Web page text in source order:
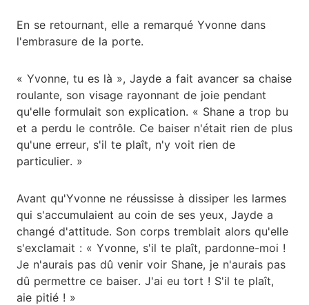
En se retournant, elle a remarqué Yvonne dans
l'embrasure de la porte.
« Yvonne, tu es là », Jayde a fait avancer sa chaise
roulante, son visage rayonnant de joie pendant
qu'elle formulait son explication. « Shane a trop bu
et a perdu le contrôle. Ce baiser n'était rien de plus
qu'une erreur, s'il te plaît, n'y voit rien de
particulier. »
Avant qu'Yvonne ne réussisse à dissiper les larmes
qui s'accumulaient au coin de ses yeux, Jayde a
changé d'attitude. Son corps tremblait alors qu'elle
s'exclamait : « Yvonne, s'il te plaît, pardonne-moi !
Je n'aurais pas dû venir voir Shane, je n'aurais pas
dû permettre ce baiser. J'ai eu tort ! S'il te plaît,
aie pitié ! »